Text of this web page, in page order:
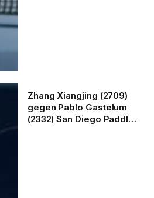
Zhang Xiangjing (2709)
gegen Pablo Gastelum
(2332) San Diego Paddle